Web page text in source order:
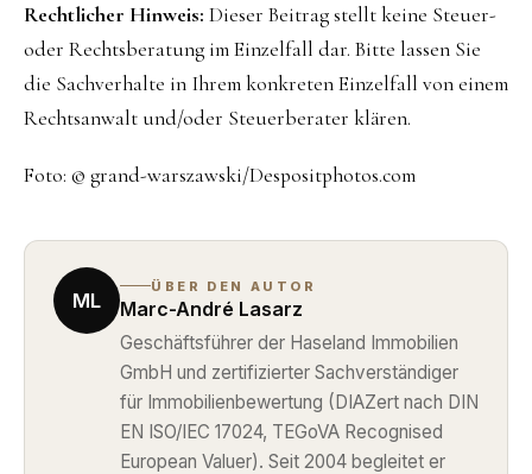
Rechtlicher Hinweis: Dieser Beitrag stellt keine Steuer-
oder Rechtsberatung im Einzelfall dar. Bitte lassen Sie
die Sachverhalte in Ihrem konkreten Einzelfall von einem
Rechtsanwalt und/oder Steuerberater klären.
Foto: © grand-warszawski/Despositphotos.com
ML
ÜBER DEN AUTOR
Marc-André Lasarz
Geschäftsführer der Haseland Immobilien
GmbH und zertifizierter Sachverständiger
für Immobilienbewertung (DIAZert nach DIN
EN ISO/IEC 17024, TEGoVA Recognised
European Valuer). Seit 2004 begleitet er